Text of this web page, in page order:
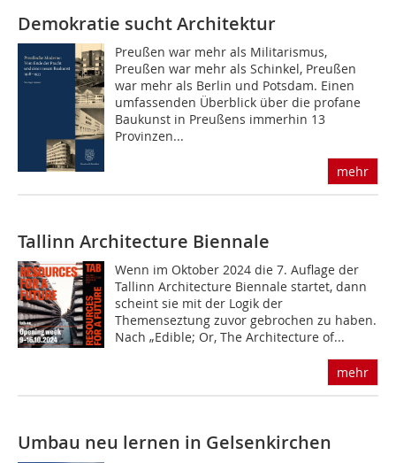
Demokratie sucht Architektur
Preußen war mehr als Militarismus,
Preußen war mehr als Schinkel, Preußen
war mehr als Berlin und Potsdam. Einen
umfassenden Überblick über die profane
Baukunst in Preußens immerhin 13
Provinzen...
mehr
Tallinn Architecture Biennale
Wenn im Oktober 2024 die 7. Auflage der
Tallinn Architecture Biennale startet, dann
scheint sie mit der Logik der
Themenseztung zuvor gebrochen zu haben.
Nach „Edible; Or, The Architecture of...
mehr
Umbau neu lernen in Gelsenkirchen